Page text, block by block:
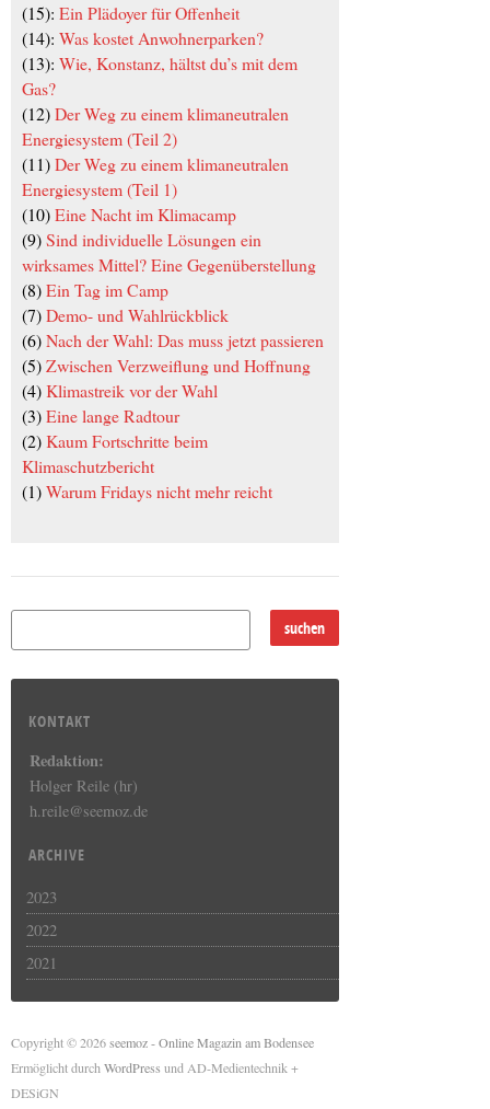
(15): Ein Plädoyer für Offenheit
(14): Was kostet Anwohnerparken?
(13): Wie, Konstanz, hältst du’s mit dem
Gas?
(12)Der Weg zu einem klimaneutralen
Energiesystem (Teil 2)
(11)Der Weg zu einem klimaneutralen
Energiesystem (Teil 1)
(10)Eine Nacht im Klimacamp
(9)Sind individuelle Lösungen ein
wirksames Mittel? Eine Gegenüberstellung
(8)Ein Tag im Camp
(7)Demo- und Wahlrückblick
(6)Nach der Wahl: Das muss jetzt passieren
(5)Zwischen Verzweiflung und Hoffnung
(4)Klimastreik vor der Wahl
(3)Eine lange Radtour
(2)Kaum Fortschritte beim
Klimaschutzbericht
(1)Warum Fridays nicht mehr reicht
KONTAKT
Redaktion:
Holger Reile (hr)
h.reile@seemoz.de
ARCHIVE
2023
2022
2021
Copyright © 2026seemoz - Online Magazin am Bodensee
Ermöglicht durch WordPress und AD-Medientechnik +
DESiGN